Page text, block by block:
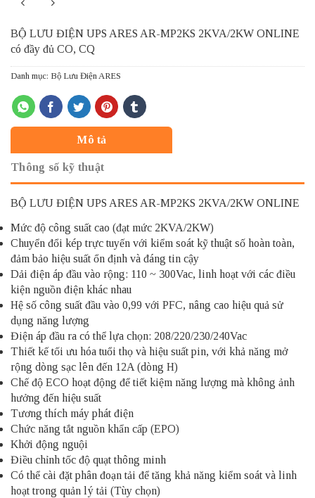
BỘ LƯU ĐIỆN UPS ARES AR-MP2KS 2KVA/2KW ONLINE
có đầy đủ CO, CQ
Danh mục: Bộ Lưu Điện ARES
Mô tả
Thông số kỹ thuật
BỘ LƯU ĐIỆN UPS ARES AR-MP2KS 2KVA/2KW ONLINE
Mức độ công suất cao (đạt mức 2KVA/2KW)
Chuyển đổi kép trực tuyến với kiểm soát kỹ thuật số hoàn toàn,
đảm bảo hiệu suất ổn định và đáng tin cậy
Dải điện áp đầu vào rộng: 110 ~ 300Vac, linh hoạt với các điều
kiện nguồn điện khác nhau
Hệ số công suất đầu vào 0,99 với PFC, nâng cao hiệu quả sử
dụng năng lượng
Điện áp đầu ra có thể lựa chọn: 208/220/230/240Vac
Thiết kế tối ưu hóa tuổi thọ và hiệu suất pin, với khả năng mở
rộng dòng sạc lên đến 12A (dòng H)
Chế độ ECO hoạt động để tiết kiệm năng lượng mà không ảnh
hưởng đến hiệu suất
Tương thích máy phát điện
Chức năng tắt nguồn khẩn cấp (EPO)
Khởi động nguội
Điều chỉnh tốc độ quạt thông minh
Có thể cài đặt phân đoạn tải để tăng khả năng kiểm soát và linh
hoạt trong quản lý tải (Tùy chọn)